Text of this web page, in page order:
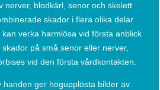
nerver, blodkärl, senor och skelett
skador i flera olika delar
verka harmlösa vid första anblick
på små senor eller nerver,
vid den första vårdkontakten.
handen ger högupplösta bilder av